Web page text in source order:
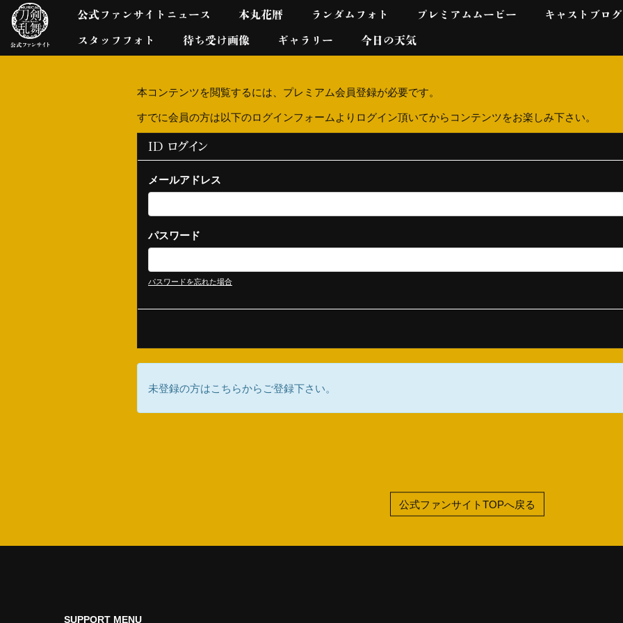
公式ファンサイトニュース 本丸花暦 ランダムフォト プレミアムムービー キャストブログ
スタッフフォト 待ち受け画像 ギャラリー 今日の天気
本コンテンツを閲覧するには、プレミアム会員登録が必要です。
すでに会員の方は以下のログインフォームよりログイン頂いてからコンテンツをお楽しみ下さい。
ID ログイン
メールアドレス
パスワード
パスワードを忘れた場合
未登録の方はこちらからご登録下さい。
公式ファンサイトTOPへ戻る
SUPPORT MENU